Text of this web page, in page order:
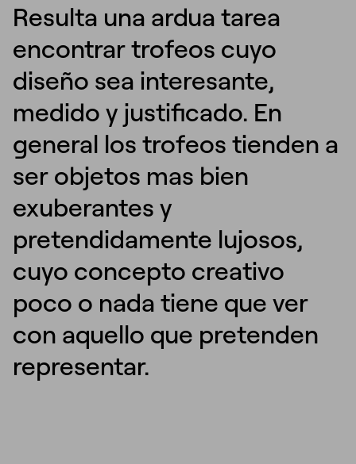
Resulta una ardua tarea
encontrar trofeos cuyo
diseño sea interesante,
medido y justificado. En
general los trofeos tienden a
ser objetos mas bien
exuberantes y
pretendidamente lujosos,
cuyo concepto creativo
poco o nada tiene que ver
con aquello que pretenden
representar.